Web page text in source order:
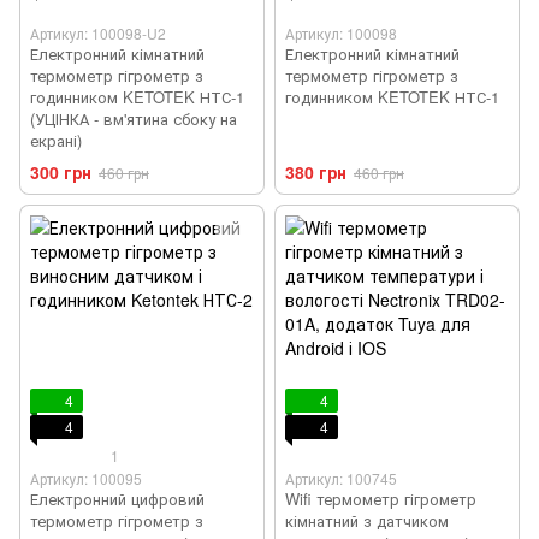
Артикул: 100098-U2
Електронний кімнатний
термометр гігрометр з
годинником KETOTEK НТС-1
(УЦІНКА - вм'ятина сбоку на
екрані)
300 грн 460 грн
Артикул: 100098
Електронний кімнатний
термометр гігрометр з
годинником KETOTEK НТС-1
380 грн 460 грн
4
4
1
Артикул: 100095
Електронний цифровий
термометр гігрометр з
4
4
Артикул: 100745
Wifi термометр гігрометр
кімнатний з датчиком